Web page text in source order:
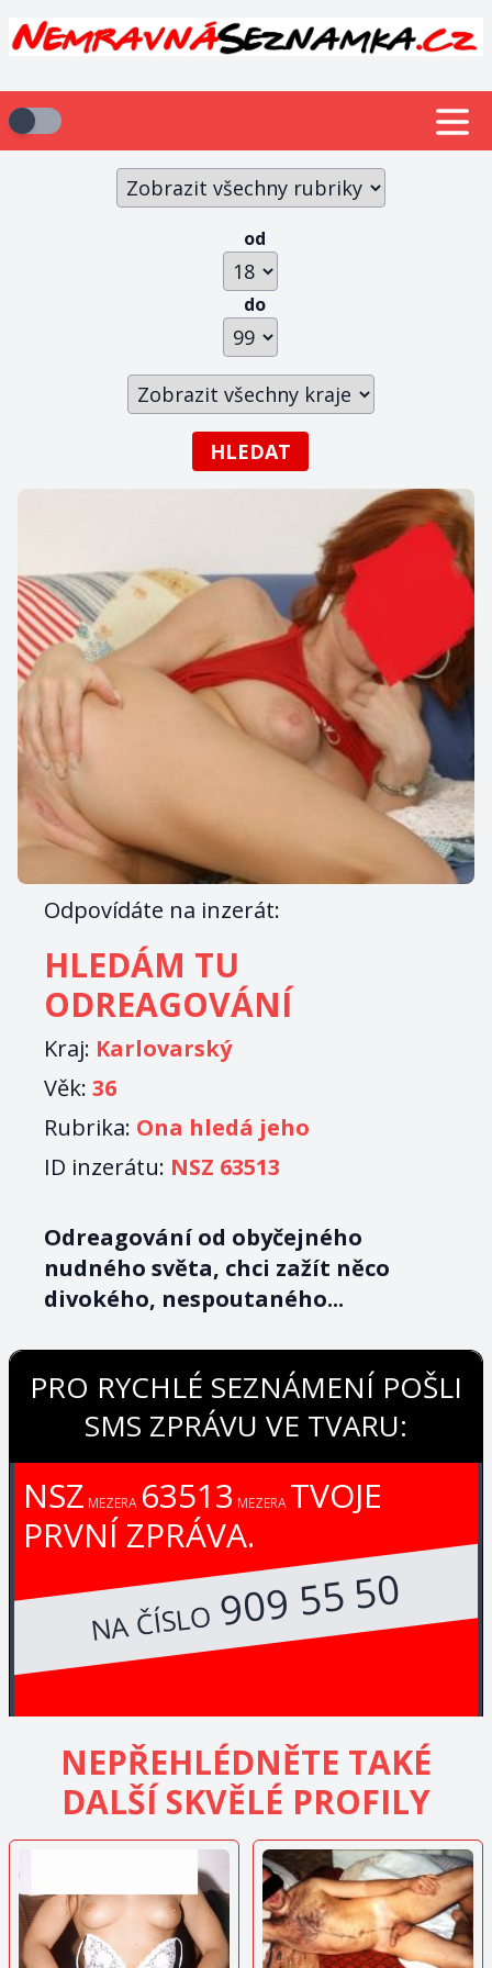
od
do
HLEDAT
Odpovídáte na inzerát:
HLEDÁM TU
ODREAGOVÁNÍ
Kraj: Karlovarský
Věk: 36
Rubrika: Ona hledá jeho
ID inzerátu: NSZ 63513
Odreagování od obyčejného
nudného světa, chci zažít něco
divokého, nespoutaného...
PRO RYCHLÉ SEZNÁMENÍ POŠLI
SMS ZPRÁVU VE TVARU:
NSZ MEZERA 63513 MEZERA TVOJE
PRVNÍ ZPRÁVA.
NA ČÍSLO909 55 50
NEPŘEHLÉDNĚTE TAKÉ
DALŠÍ SKVĚLÉ PROFILY
ZOBRAZIT
INZERÁT
ZOBRAZIT
INZERÁT